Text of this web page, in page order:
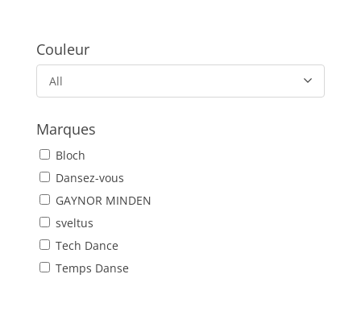
Couleur
All
Marques
Bloch
Dansez-vous
GAYNOR MINDEN
sveltus
Tech Dance
Temps Danse